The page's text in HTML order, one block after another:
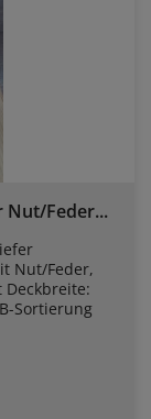
Nut/Feder...
Nut/Feder,
Deckbreite:
Sortierung